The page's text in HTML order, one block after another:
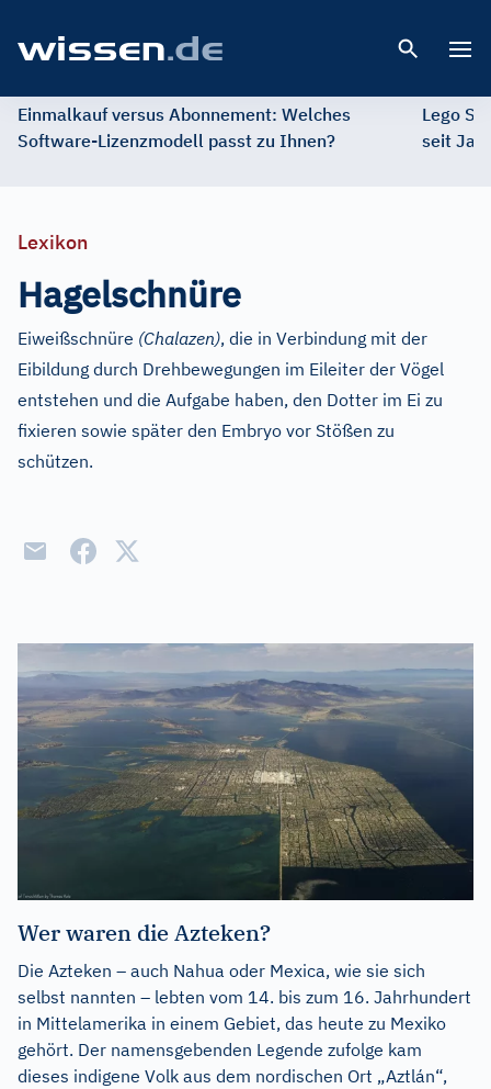
Einmalkauf versus Abonnement: Welches
Software-Lizenzmodell passt zu Ihnen?
Lego
seit
Lexikon
Hagelschnüre
Eiweißschnüre (Chalazen), die in Verbindung mit der
Eibildung durch Drehbewegungen im Eileiter der Vögel
entstehen und die Aufgabe haben, den Dotter im Ei zu
fixieren sowie später den Embryo vor Stößen zu
schützen.
Wer waren die Azteken?
Die Azteken – auch Nahua oder Mexica, wie sie sich
selbst nannten – lebten vom 14. bis zum 16. Jahrhundert
in Mittelamerika in einem Gebiet, das heute zu Mexiko
gehört. Der namensgebenden Legende zufolge kam
dieses indigene Volk aus dem nordischen Ort „Aztlán“,